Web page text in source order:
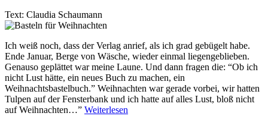
Text: Claudia Schaumann
Ich weiß noch, dass der Verlag anrief, als ich grad gebügelt habe.
Ende Januar, Berge von Wäsche, wieder einmal liegengeblieben.
Genauso geplättet war meine Laune. Und dann fragen die: “Ob ich
nicht Lust hätte, ein neues Buch zu machen, ein
Weihnachtsbastelbuch.” Weihnachten war gerade vorbei, wir hatten
Tulpen auf der Fensterbank und ich hatte auf alles Lust, bloß nicht
auf Weihnachten…” Weiterlesen